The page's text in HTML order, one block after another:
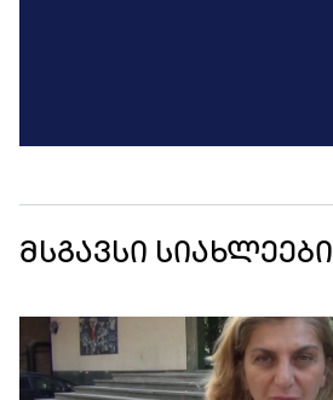
მსგავსი სიახლეები